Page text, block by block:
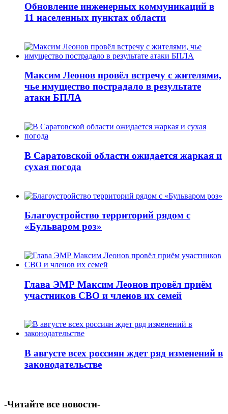
Обновление инженерных коммуникаций в
11 населенных пунктах области
Максим Леонов провёл встречу с жителями,
чье имущество пострадало в результате
атаки БПЛА
В Саратовской области ожидается жаркая и
сухая погода
Благоустройство территорий рядом с
«Бульваром роз»
Глава ЭМР Максим Леонов провёл приём
участников СВО и членов их семей
В августе всех россиян ждет ряд изменений в
законодательстве
-Читайте все новости-